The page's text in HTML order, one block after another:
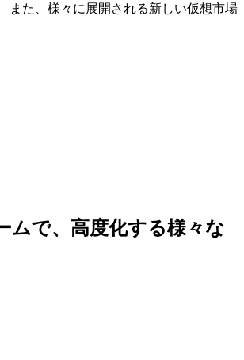
また、様々に展開される新しい仮想市場
ムで、高度化する様々な